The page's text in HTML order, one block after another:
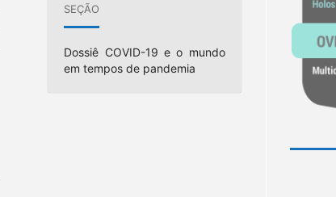
SEÇÃO
Dossiê COVID-19 e o mundo
em tempos de pandemia